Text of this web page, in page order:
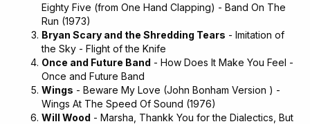
Eighty Five (from One Hand Clapping) - Band On The
Run (1973)
Bryan Scary and the Shredding Tears - Imitation of
the Sky - Flight of the Knife
Once and Future Band - How Does It Make You Feel -
Once and Future Band
Wings - Beware My Love (John Bonham Version ) -
Wings At The Speed Of Sound (1976)
Will Wood - Marsha, Thankk You for the Dialectics, But